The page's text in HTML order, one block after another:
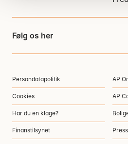
Følg os her
Persondatapolitik
Cookies
Har du en klage?
Finanstilsynet
AP
AP